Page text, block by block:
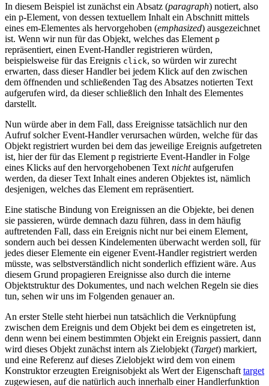
In diesem Beispiel ist zunächst ein Absatz (paragraph) notiert, also
ein p-Element, von dessen textuellem Inhalt ein Abschnitt mittels
eines em-Elementes als hervorgehoben (emphasized) ausgezeichnet
ist. Wenn wir nun für das Objekt, welches das Element p
repräsentiert, einen Event-Handler registrieren würden,
beispielsweise für das Ereignis click, so würden wir zurecht
erwarten, dass dieser Handler bei jedem Klick auf den zwischen
dem öffnenden und schließenden Tag des Absatzes notierten Text
aufgerufen wird, da dieser schließlich den Inhalt des Elementes
darstellt.
Nun würde aber in dem Fall, dass Ereignisse tatsächlich nur den
Aufruf solcher Event-Handler verursachen würden, welche für das
Objekt registriert wurden bei dem das jeweilige Ereignis aufgetreten
ist, hier der für das Element p registrierte Event-Handler in Folge
eines Klicks auf den hervorgehobenen Text nichtaufgerufen
werden, da dieser Text Inhalt eines anderen Objektes ist, nämlich
desjenigen, welches das Element em repräsentiert.
Eine statische Bindung von Ereignissen an die Objekte, bei denen
sie passieren, würde demnach dazu führen, dass in dem häufig
auftretenden Fall, dass ein Ereignis nicht nur bei einem Element,
sondern auch bei dessen Kindelementen überwacht werden soll, für
jedes dieser Elemente ein eigener Event-Handler registriert werden
müsste, was selbstverständlich nicht sonderlich effizient wäre. Aus
diesem Grund propagieren Ereignisse also durch die interne
Objektstruktur des Dokumentes, und nach welchen Regeln sie dies
tun, sehen wir uns im Folgenden genauer an.
An erster Stelle steht hierbei nun tatsächlich die Verknüpfung
zwischen dem Ereignis und dem Objekt bei dem es eingetreten ist,
denn wenn bei einem bestimmten Objekt ein Ereignis passiert, dann
wird dieses Objekt zunächst intern als Zielobjekt (Target) markiert,
und eine Referenz auf dieses Zielobjekt wird dem von einem
Konstruktor erzeugten Ereignisobjekt als Wert der Eigenschaft target
zugewiesen, auf die natürlich auch innerhalb einer Handlerfunktion